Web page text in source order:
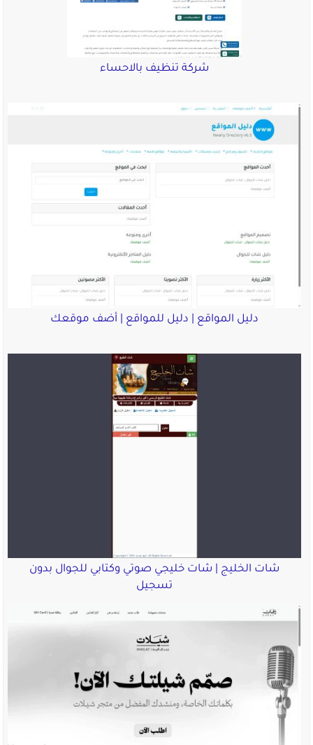
شركة تنظيف بالاحساء
دليل المواقع | دليل للمواقع | أضف موقعك
شات الخليج | شات خليجي صوتي وكتابي للجوال بدون
تسجيل